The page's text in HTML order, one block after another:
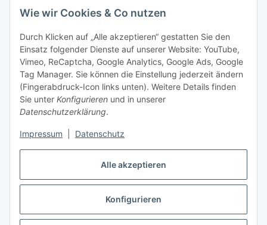
Alle akzeptieren
Konfigurieren
Wie wir Cookies & Co nutzen
Durch Klicken auf „Alle akzeptieren“ gestatten Sie den
Einsatz folgender Dienste auf unserer Website: YouTube,
Vimeo, ReCaptcha, Google Analytics, Google Ads, Google
Tag Manager. Sie können die Einstellung jederzeit ändern
(Fingerabdruck-Icon links unten). Weitere Details finden
Sie unter Konfigurieren und in unserer
Datenschutzerklärung.
Impressum Datenschutz
Versand
Vertrag widerrufen
* Alle Preise inkl. gesetzlicher USt., zzgl.Versand